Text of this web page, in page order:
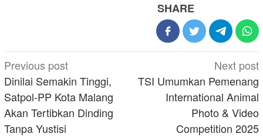
SHARE
Post
navigation
Previous post
Dinilai Semakin Tinggi,
Satpol-PP Kota Malang
Akan Tertibkan Dinding
Tanpa Yustisi
Next post
TSI Umumkan Pemenang
International Animal
Photo & Video
Competition 2025